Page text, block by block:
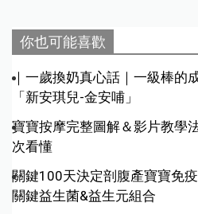
你也可能喜歡
｜一歲換奶真心話｜一級棒的
「新安琪兒-金安哺」
寶寶按摩完整圖解＆影片教學
次看懂
關鍵100天決定剖腹產寶寶免
關鍵益生菌&益生元組合